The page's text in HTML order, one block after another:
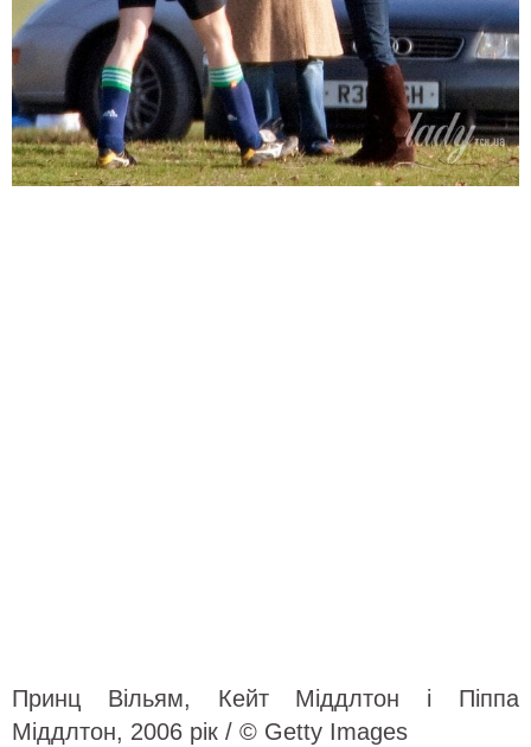
Принц Вільям, Кейт Міддлтон і Піппа
Міддлтон, 2006 рік / © Getty Images